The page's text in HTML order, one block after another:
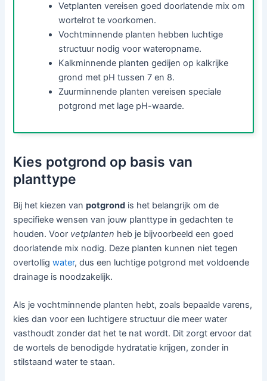
Vetplanten vereisen goed doorlatende mix om
wortelrot te voorkomen.
Vochtminnende planten hebben luchtige
structuur nodig voor wateropname.
Kalkminnende planten gedijen op kalkrijke
grond met pH tussen 7 en 8.
Zuurminnende planten vereisen speciale
potgrond met lage pH-waarde.
Kies potgrond op basis van
planttype
Bij het kiezen vanpotgrond is het belangrijk om de
specifieke wensen van jouw planttype in gedachten te
houden. Voor vetplanten heb je bijvoorbeeld een goed
doorlatende mix nodig. Deze planten kunnen niet tegen
overtolligwater, dus een luchtige potgrond met voldoende
drainage is noodzakelijk.
Als je vochtminnende planten hebt, zoals bepaalde varens,
kies dan voor een luchtigere structuur die meer water
vasthoudt zonder dat het te nat wordt. Dit zorgt ervoor dat
de wortels de benodigde hydratatie krijgen, zonder in
stilstaand water te staan.